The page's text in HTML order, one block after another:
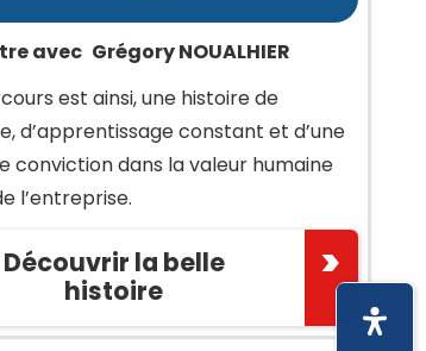
avec Grégory NOUALHIER
est ainsi, une histoire de
d’apprentissage constant et d’une
conviction dans la valeur humaine
l’entreprise.
Découvrir la belle
histoire